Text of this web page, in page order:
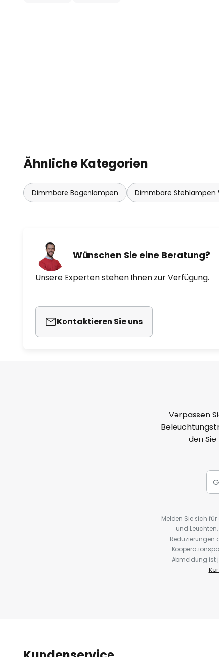
Ähnliche Kategorien
Dimmbare Bogenlampen Dimmbare Stehlampen
Wünschen Sie eine Beratung?
Unsere Experten stehen Ihnen zur Verfügung.
Kontaktieren Sie uns
Verpassen
den
Melden Sie sich
und
Reduzierungen
Abmeldung ist